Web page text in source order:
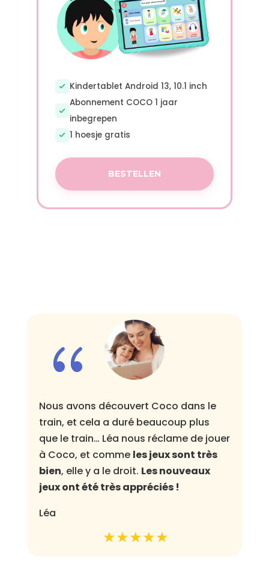
Kindertablet Android 13, 10.1 inch
Abonnement COCO 1 jaar
inbegrepen
1 hoesje gratis
BESTELLEN
{
Nous avons découvert Coco dans le
train, et cela a duré beaucoup plus
que le train… Léa nous réclame de jouer
à Coco, et comme les jeux sont très
bien, elle y a le droit. Les nouveaux
jeux ont été très appréciés !
Léa